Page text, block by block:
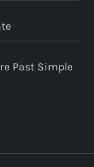
Past Simple